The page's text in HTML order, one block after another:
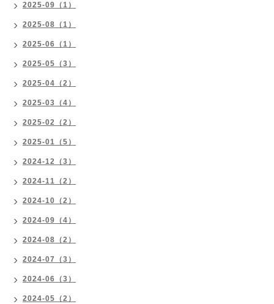
2025-09（1）
2025-08（1）
2025-06（1）
2025-05（3）
2025-04（2）
2025-03（4）
2025-02（2）
2025-01（5）
2024-12（3）
2024-11（2）
2024-10（2）
2024-09（4）
2024-08（2）
2024-07（3）
2024-06（3）
2024-05（2）